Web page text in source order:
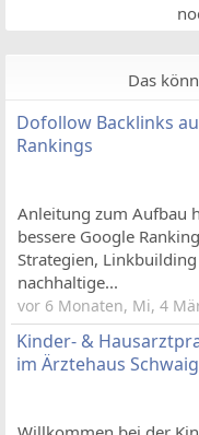
Das
Dofollow Backlinks
Rankings
Anleitung zum Aufbau
bessere Google
Strategien,
nachhaltige...
vor 6 Monaten, Mi, 4
Kinder- &
im Ärztehaus